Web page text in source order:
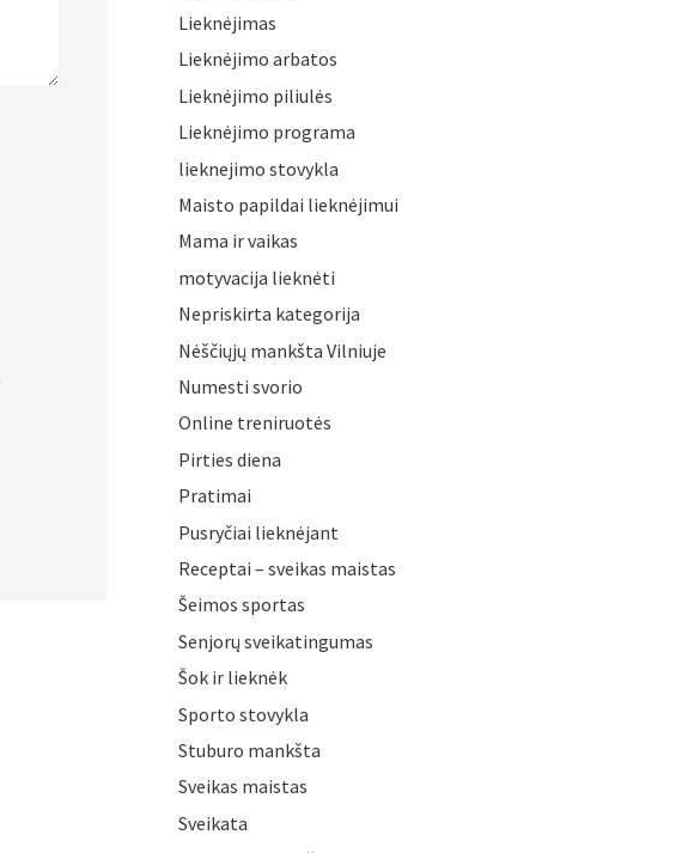
Lieknėjimas
Lieknėjimo arbatos
Lieknėjimo piliulės
Lieknėjimo programa
lieknejimo stovykla
Maisto papildai lieknėjimui
Mama ir vaikas
motyvacija lieknėti
Nepriskirta kategorija
Nėščiųjų mankšta Vilniuje
Numesti svorio
Online treniruotės
Pirties diena
Pratimai
Pusryčiai lieknėjant
Receptai – sveikas maistas
Šeimos sportas
Senjorų sveikatingumas
Šok ir lieknėk
Sporto stovykla
Stuburo mankšta
Sveikas maistas
Sveikata